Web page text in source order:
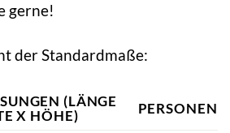
gerne!
der Standardmaße:
(LÄNGE
X HÖHE)
PERSONEN